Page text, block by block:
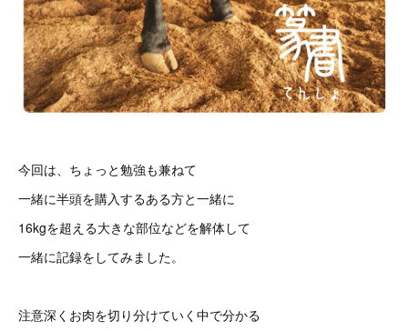
今回は、ちょっと勉強も兼ねて
一緒に半頭を購入するある方と一緒に
16kgを超える大きな部位などを解体して
一緒に記録をしてみました。
注意深くお肉を切り分けていく中で分かる